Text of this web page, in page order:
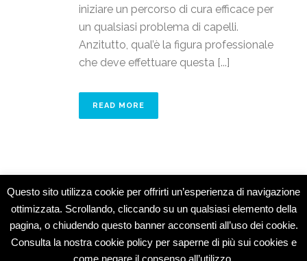
iniziare un percorso di cura efficace per
un qualsiasi problema di capelli.
Anzitutto, qual’è la figura professionale
che deve effettuare questa [...]
READ MORE
Studio Medico Montesarchio © 2015 -
Specialisti
Questo sito utilizza cookie per offrirti un’esperienza di navigazione
ottimizzata. Scrollando, cliccando su un qualsiasi elemento della
pagina, o chiudendo questo banner acconsenti all’uso dei cookie.
Consulta la nostra cookie policy per saperne di più sui cookies e